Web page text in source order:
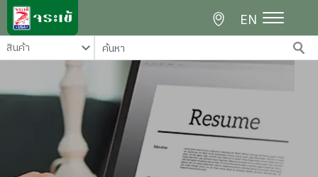
EN